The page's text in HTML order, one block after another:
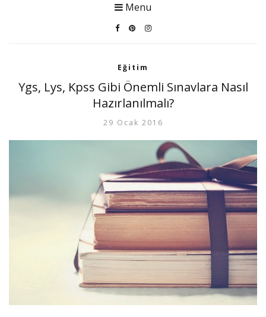
Menu
Eğitim
Ygs, Lys, Kpss Gibi Önemli Sınavlara Nasıl
Hazırlanılmalı?
29 Ocak 2016